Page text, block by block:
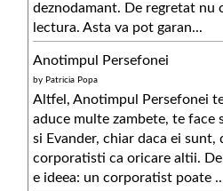
deznodamant. De regretat nu
lectura. Asta va pot garan...
Anotimpul Persefonei
by Patricia Popa
Altfel, Anotimpul Persefonei
aduce multe zambete, te face
si Evander, chiar daca ei sunt,
corporatisti ca oricare altii.
e ideea: un corporatist poate